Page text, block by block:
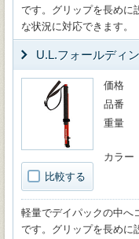
です。グリップを長めに
な状況に対応できます。
U.L.フォールディ
比較する
価格
品番
重量
カラー
軽量でデイパックの中へ
です。グリップを長めに